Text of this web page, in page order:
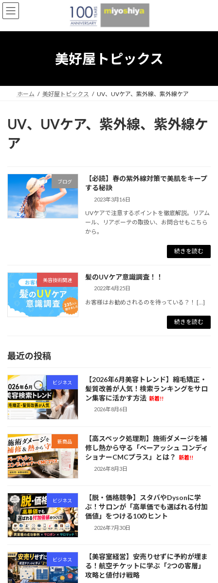
コ
ン
ン
ナ
ビ
ー
美好屋トピックス
ホーム 美好屋トピックス UV、UVケア、紫外線、紫外線ケア
UV、UVケア、紫外線、紫外線ケ
ア
ブログ
【必読】春の紫外線対策で美肌をキープ
する秘訣
2023年3月16日
UVケアで注意するポイントを徹底解説。リアム
ール、リアボーテの取扱い、お問合せもこちら
から。
続きを読む
美容技術関連 髪のUVケア意識調査！！
2022年4月25日
お客様はお勧めされるのを待っている？！ […]
続きを読む
最近の投稿
ビジネス
【2026年6月美容トレンド】縮毛矯正・
髪質改善が人気！検索ランキングをサロ
ン集客に活かす方法 新着!!
2026年8月6日
新商品
【高スペック処理剤】施術ダメージを補
修し熱から守る「ペーアッシュ コンディ
ショナーCMCプラス」とは？
新着!!
2026年8月3日
ビジネス
【脱・価格競争】スタバやDysonに学
ぶ！サロンが「高単価でも選ばれる付加
価値」をつける10のヒント
2026年7月30日
ビジネス
【美容室経営】安売りせずに予約が埋ま
る！航空チケットに学ぶ「2つの客層」
攻略と値付け戦略